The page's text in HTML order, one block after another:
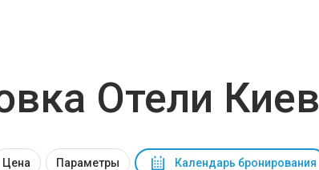
Отели Киев
Цена Параметры Календарь бронирования